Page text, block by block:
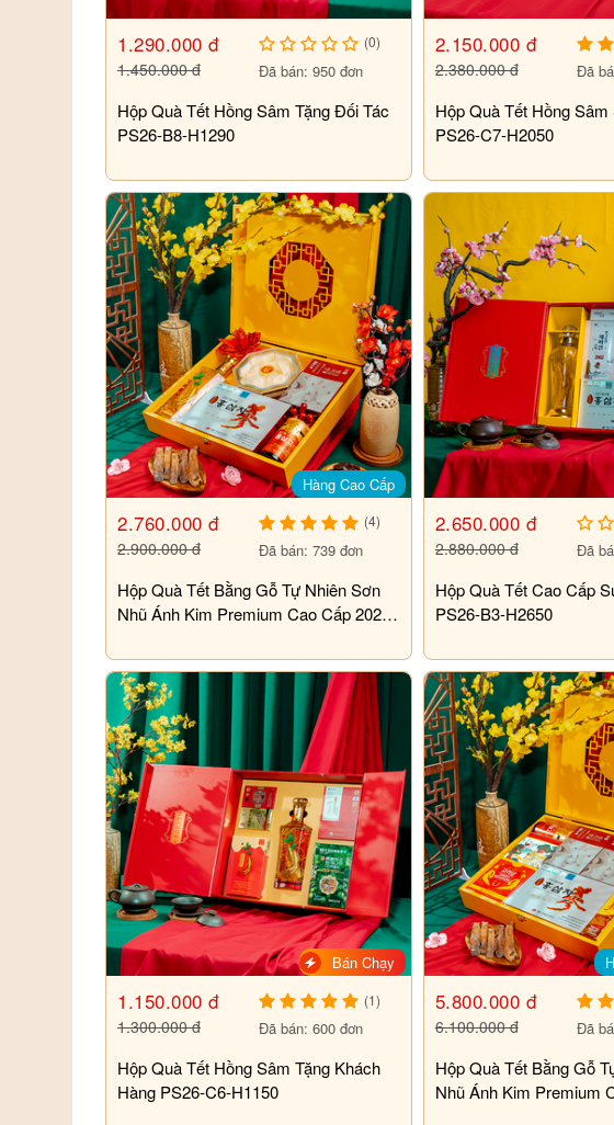
1.290.000 đ
1.450.000 đ
(0)
Đã bán: 950 đơn
Hộp Quà Tết Hồng Sâm Tặng Đối Tác
PS26-B8-H1290
2.150.000 đ
2.380.000 đ Đã
Hộp Quà Tết Hồng
PS26-C7-H2050
Hàng Cao Cấp
2.760.000 đ
2.900.000 đ
(4)
Đã bán: 739 đơn
Hộp Quà Tết Bằng Gỗ Tự Nhiên Sơn
Nhũ Ánh Kim Premium Cao Cấp 2026
2.650.000 đ
2.880.000 đ Đã
Hộp Quà Tết Cao Cấp
PS26-B3-H2650
Bán Chạy
1.150.000 đ
1.300.000 đ
(1)
Đã bán: 600 đơn
Hộp Quà Tết Hồng Sâm Tặng Khách
Hàng PS26-C6-H1150
5.800.000 đ
6.100.000 đ Đã
Hộp Quà Tết Bằng Gỗ
Nhũ Ánh Kim Premium